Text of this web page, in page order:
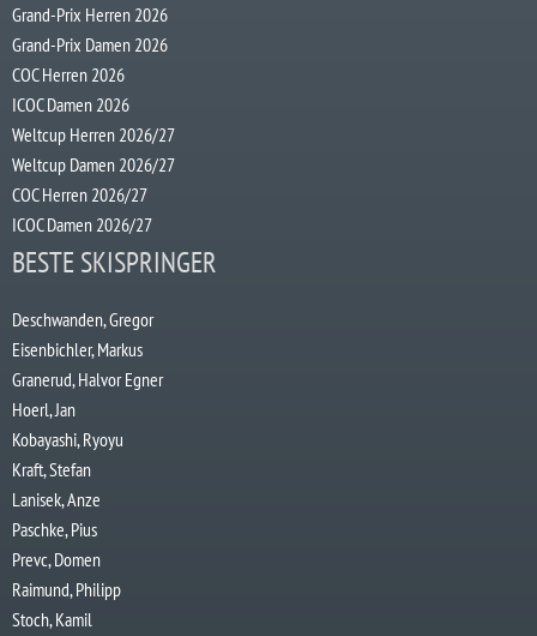
Grand-Prix Herren 2026
Grand-Prix Damen 2026
COC Herren 2026
ICOC Damen 2026
Weltcup Herren 2026/27
Weltcup Damen 2026/27
COC Herren 2026/27
ICOC Damen 2026/27
BESTE SKISPRINGER
Deschwanden, Gregor
Eisenbichler, Markus
Granerud, Halvor Egner
Hoerl, Jan
Kobayashi, Ryoyu
Kraft, Stefan
Lanisek, Anze
Paschke, Pius
Prevc, Domen
Raimund, Philipp
Stoch, Kamil